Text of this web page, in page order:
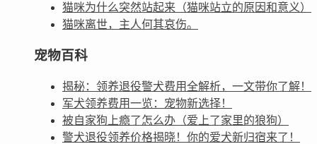
猫咪为什么突然站起来（猫咪站立的原因和意义）
猫咪离世，主人何其哀伤。
宠物百科
揭秘：领养退役警犬费用全解析，一文带你了解！
军犬领养费用一览：宠物新选择！
被自家狗上瘾了怎么办（爱上了家里的狼狗）
警犬退役领养价格揭晓！你的爱犬新归宿来了！